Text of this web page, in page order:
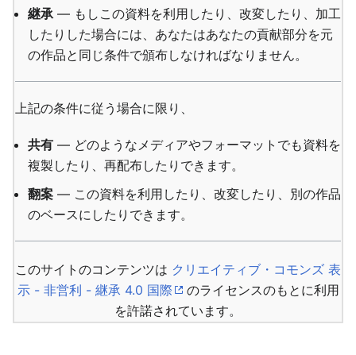
継承— もしこの資料を利用したり、改変したり、加工
したりした場合には、あなたはあなたの貢献部分を元
の作品と同じ条件で頒布しなければなりません。
上記の条件に従う場合に限り、
共有 — どのようなメディアやフォーマットでも資料を
複製したり、再配布したりできます。
翻案 — この資料を利用したり、改変したり、別の作品
のベースにしたりできます。
このサイトのコンテンツは クリエイティブ・コモンズ 表
示 - 非営利 - 継承 4.0 国際
のライセンスのもとに利用
を許諾されています。